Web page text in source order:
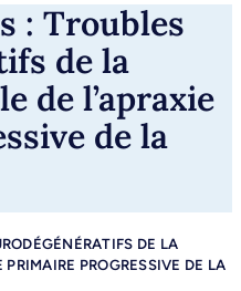
: Troubles
de la
de l’apraxie
de la
DE LA
PRIMAIRE PROGRESSIVE DE LA